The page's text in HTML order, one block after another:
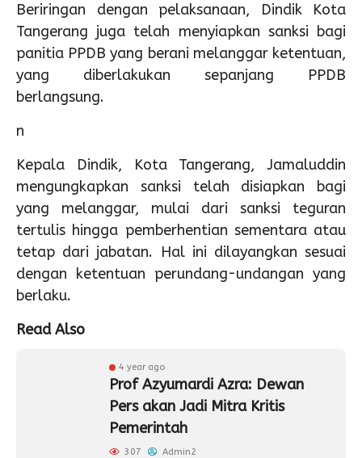
Beriringan dengan pelaksanaan, Dindik Kota
Tangerang juga telah menyiapkan sanksi bagi
panitia PPDB yang berani melanggar ketentuan,
yang diberlakukan sepanjang PPDB
berlangsung.
n
Kepala Dindik, Kota Tangerang, Jamaluddin
mengungkapkan sanksi telah disiapkan bagi
yang melanggar, mulai dari sanksi teguran
tertulis hingga pemberhentian sementara atau
tetap dari jabatan. Hal ini dilayangkan sesuai
dengan ketentuan perundang-undangan yang
berlaku.
Read Also
4 year ago
Prof Azyumardi Azra: Dewan
Pers akan Jadi Mitra Kritis
Pemerintah
307 Admin2